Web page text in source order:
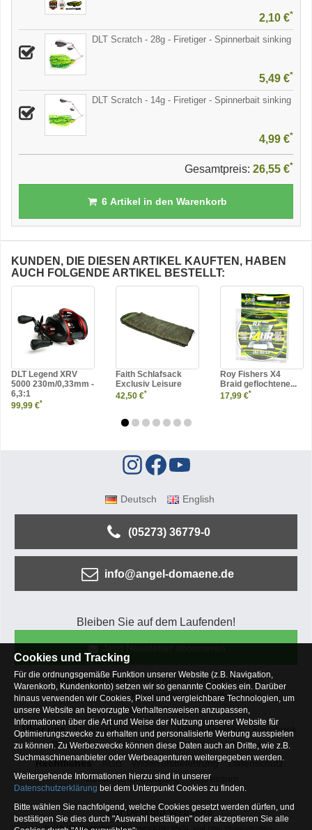
2,10 €*
DLT Scratch - 28g - Firetiger - Spinnerbait sinking
5,49 €*
DLT Scratch - 14g - Firetiger - Spinnerbait sinking
4,99 €*
Gesamtpreis: 26,55 €*
6Artikel in den Warenkorb
KUNDEN, DIE DIESEN ARTIKEL KAUFTEN, HABEN
AUCH FOLGENDE ARTIKEL BESTELLT:
DLT Legend XRV
5000 230m/0,33mm -
6,3:1
99,99 €*
Faith Schlafsack
Exclusiv Leisure
42,50 €*
Roy Fishers X4
Braid geflochtene...
17,99 €*
Deutsch English
(05273) 36779-0
info@angel-domaene.de
Bleiben Sie auf dem Laufenden!
Kundenservice Mein Konto
Versandkosten
Zahlungsarten
Rücksendung
Kaufberatung
Häufige Fragen
Über uns
Unternehmen Blog Jobs & Praktika
Facebook
Osterfeldsee
Archiv Sitemap
Kontaktformular
Rechtliches
AGB Widerrufsbelehrung
Datenschutz
Altbatterie-Entsorgung
Impressum
Zur Desktop Webseite
* = Alle Preisangaben inkl. gesetzlicher MwSt. und zzgl.
Cookies und Tracking
Für die ordnungsgemäße Funktion unserer Website (z.B. Navigation,
Warenkorb, Kundenkonto) setzen wir so genannte Cookies ein. Darüber
hinaus verwenden wir Cookies, Pixel und vergleichbare Technologien, um
unsere Website an bevorzugte Verhaltensweisen anzupassen,
Informationen über die Art und Weise der Nutzung unserer Website für
Optimierungszwecke zu erhalten und personalisierte Werbung ausspielen
zu können. Zu Werbezwecke können diese Daten auch an Dritte, wie z.B.
Suchmaschinenanbieter oder Werbeagenturen weitergegeben werden.
Weitergehende Informationen hierzu sind in unserer
Datenschutzerklärung bei dem Unterpunkt Cookies zu finden.
Bitte wählen Sie nachfolgend, welche Cookies gesetzt werden dürfen, und
bestätigen Sie dies durch "Auswahl bestätigen" oder akzeptieren Sie alle